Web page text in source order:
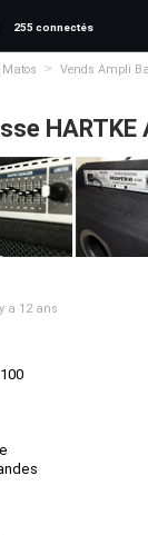
255 connectés
Matos > Vends Ampli
HARTKE
a 12 ans